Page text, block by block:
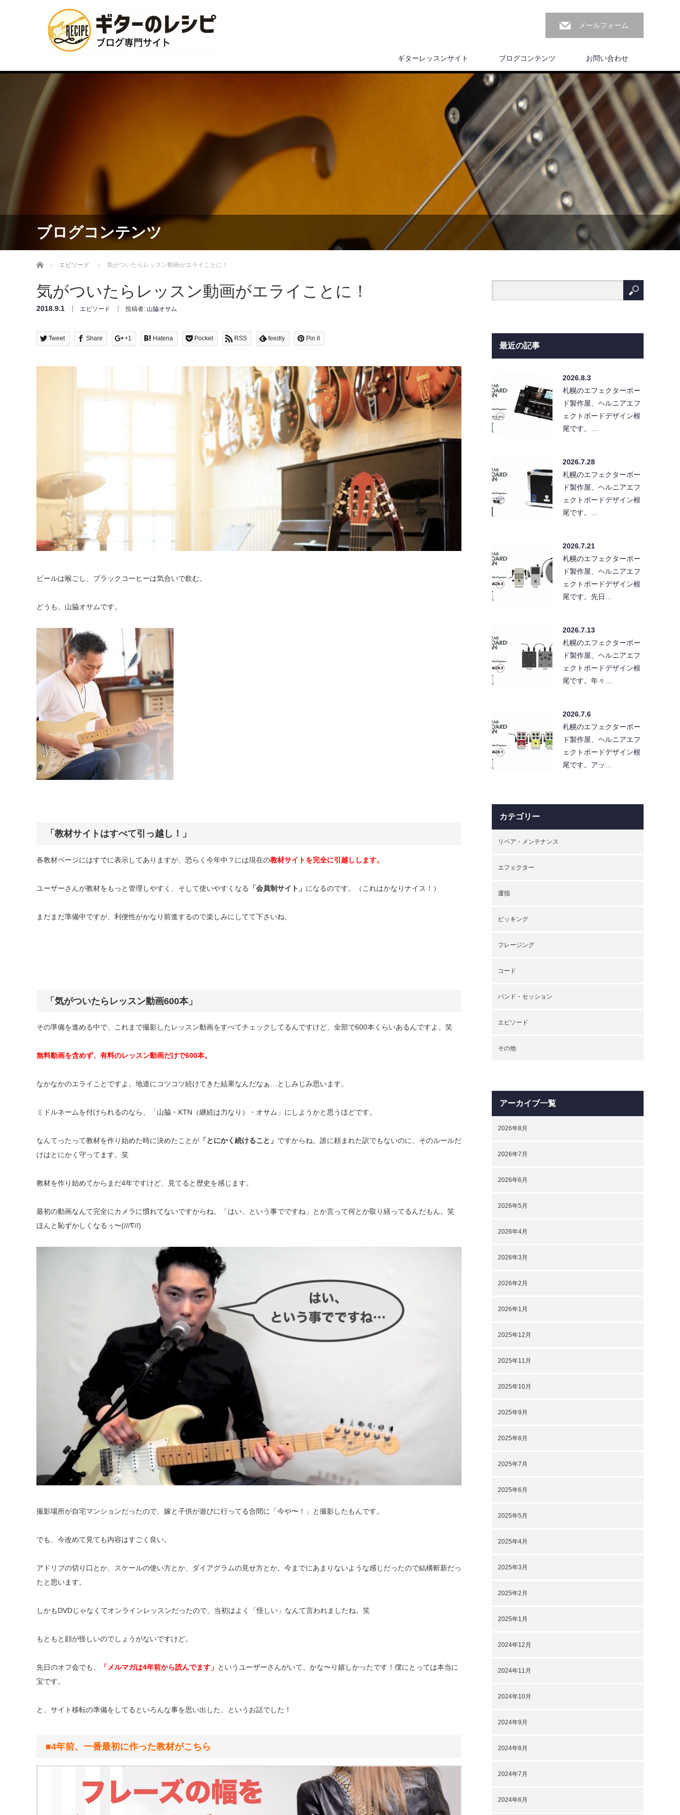
メールフォーム
ギターレッスンサイト ブログコンテンツ お問い合わせ
ブログコンテンツ
Home エピソード 気がついたらレッスン動画がエライことに！
気がついたらレッスン動画がエライことに！
2018.9.1 エピソード 投稿者: 山脇オサム
Tweet Share +1 Hatena Pocket RSS feedly Pin it
ビールは喉ごし、ブラックコーヒーは気合いで飲む。
どうも、山脇オサムです。
「教材サイトはすべて引っ越し！」
各教材ページにはすでに表示してありますが、恐らく今年中？には現在の教材サイトを完全に引越しします。
ユーザーさんが教材をもっと管理しやすく、そして使いやすくなる 「会員制サイト」 になるのです。（これはかなりナイス！）
まだまだ準備中ですが、利便性がかなり前進するので楽しみにしてて下さいね。
「気がついたらレッスン動画600本」
その準備を進める中で、これまで撮影したレッスン動画をすべてチェックしてるんですけど、全部で600本くらいあるんですよ。笑
無料動画を含めず、有料のレッスン動画だけで600本。
なかなかのエライことですよ。地道にコツコツ続けてきた結果なんだなぁ…としみじみ思います。
ミドルネームを付けられるのなら、「山脇・ KTN （継続は力なり）・オサム」にしようかと思うほどです。
なんてったって教材を作り始めた時に決めたことが 「とにかく続けること」 ですからね。誰に頼まれた訳でもないのに、そのルールだ
けはとにかく守ってます。笑
教材を作り始めてからまだ4年ですけど、見てると歴史を感じます。
最初の動画なんて完全にカメラに慣れてないですからね。「はい、という事でですね」とか言って何とか取り繕ってるんだもん。笑
ほんと恥ずかしくなるぅ〜(///∇//)
撮影場所が自宅マンションだったので、嫁と子供が遊びに行ってる合間に「今や〜！」と撮影したもんです。
でも、今改めて見ても内容はすごく良い。
アドリブの切り口とか、スケールの使い方とか、ダイアグラムの見せ方とか。今までにあまりないような感じだったので結構斬新だっ
たと思います。
しかもDVDじゃなくてオンラインレッスンだったので、当初はよく「怪しい」なんて言われましたね。笑
もともと顔が怪しいのでしょうがないですけど。
先日のオフ会でも、 「メルマガは4年前から読んでます」 というユーザーさんがいて、かな〜り嬉しかったです！僕にとっては本当に
宝です。
と、サイト移転の準備をしてるといろんな事を思い出した、というお話でした！
■4年前、一番最初に作った教材がこちら
最近の記事
2026.8.3
札幌のエフェクターボー
ド製作屋、ヘルニアエフ
ェクトボードデザイン根
尾です。…
2026.7.28
札幌のエフェクターボー
ド製作屋、ヘルニアエフ
ェクトボードデザイン根
尾です。…
2026.7.21
札幌のエフェクターボー
ド製作屋、ヘルニアエフ
ェクトボードデザイン根
尾です。先日…
2026.7.13
札幌のエフェクターボー
ド製作屋、ヘルニアエフ
ェクトボードデザイン根
尾です。年々…
2026.7.6
札幌のエフェクターボー
ド製作屋、ヘルニアエフ
ェクトボードデザイン根
尾です。アッ…
カテゴリー
リペア・メンテナンス
エフェクター
運指
ピッキング
フレージング
コード
バンド・セッション
エピソード
その他
アーカイブ一覧
2026年8月
2026年7月
2026年6月
2026年5月
2026年4月
2026年3月
2026年2月
2026年1月
2025年12月
2025年11月
2025年10月
2025年9月
2025年8月
2025年7月
2025年6月
2025年5月
2025年4月
2025年3月
2025年2月
2025年1月
2024年12月
2024年11月
2024年10月
2024年9月
2024年8月
2024年7月
2024年6月